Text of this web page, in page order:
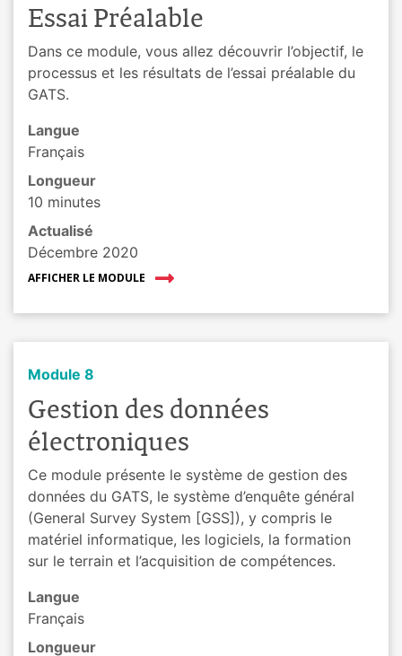
Essai Préalable
Dans ce module, vous allez découvrir l’objectif, le
processus et les résultats de l’essai préalable du
GATS.
Langue
Français
Longueur
10 minutes
Actualisé
Décembre 2020
AFFICHER LE MODULE
Module 8
Gestion des données
électroniques
Ce module présente le système de gestion des
données du GATS, le système d’enquête général
(General Survey System [GSS]), y compris le
matériel informatique, les logiciels, la formation
sur le terrain et l’acquisition de compétences.
Langue
Français
Longueur